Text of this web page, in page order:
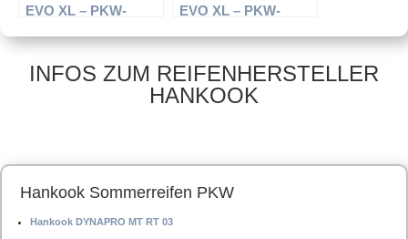
EVO XL – PKW-
98Y – Sommerreifen
EVO XL – PKW-
99Y – Sommerreifen
INFOS ZUM REIFENHERSTELLER
HANKOOK
Hankook Sommerreifen PKW
Hankook DYNAPRO MT RT 03